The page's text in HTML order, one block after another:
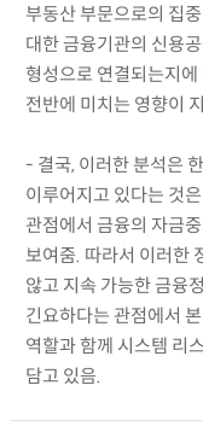
부동산 부문으로의 집
대한 금융기관의 신용
형성으로 연결되는지
전반에 미치는 영향이
- 결국, 이러한 분석은
이루어지고 있다는 것
관점에서 금융의 자금
보여줌. 따라서 이러한
않고 지속 가능한 금융
긴요하다는 관점에서
역할과 함께 시스템 리
담고 있음.